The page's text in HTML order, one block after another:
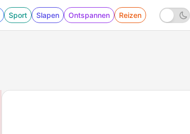
Sport Slapen Ontspannen Reizen